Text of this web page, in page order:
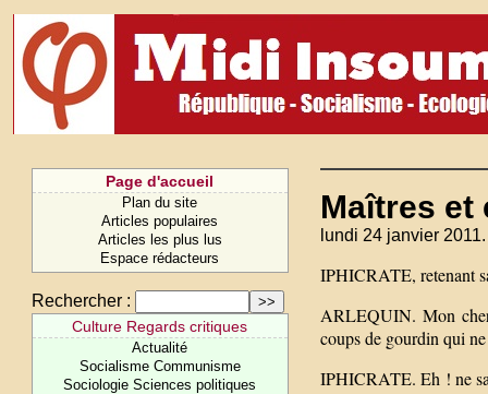
Page d'accueil
Plan du site
Articles populaires
Articles les plus lus
Espace rédacteurs
Rechercher :
Culture Regards critiques
Actualité
Socialisme Communisme
Sociologie Sciences politiques
Maîtres et
lundi 24 janvier 2011.
IPHICRATE, retenant
ARLEQUIN. Mon
coups de gourdin qui
IPHICRATE. Eh ! ne